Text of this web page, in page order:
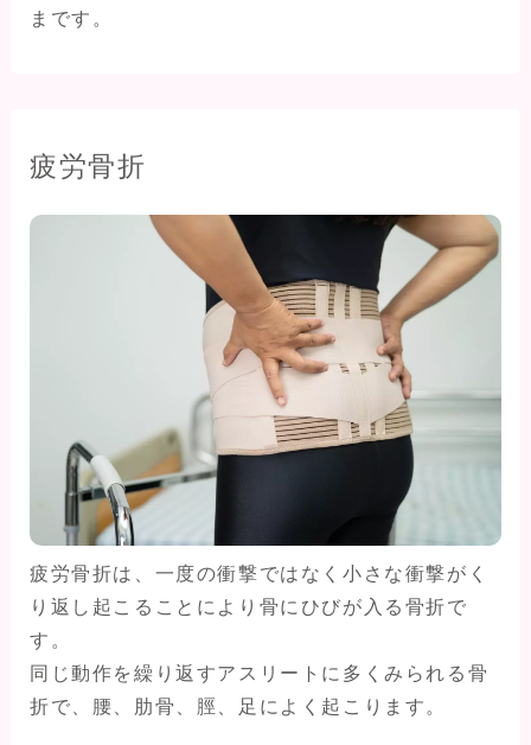
まです。
疲労骨折
疲労骨折は、一度の衝撃ではなく小さな衝撃がく
り返し起こることにより骨にひびが入る骨折で
す。
同じ動作を繰り返すアスリートに多くみられる骨
折で、腰、肋骨、脛、足によく起こります。